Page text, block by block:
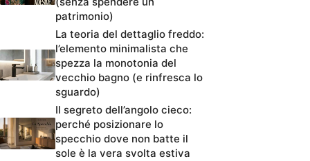
patrimonio)
La teoria del dettaglio freddo:
l’elemento minimalista che
spezza la monotonia del
vecchio bagno (e rinfresca lo
sguardo)
Il segreto dell’angolo cieco:
perché posizionare lo
specchio dove non batte il
sole è la vera svolta estiva